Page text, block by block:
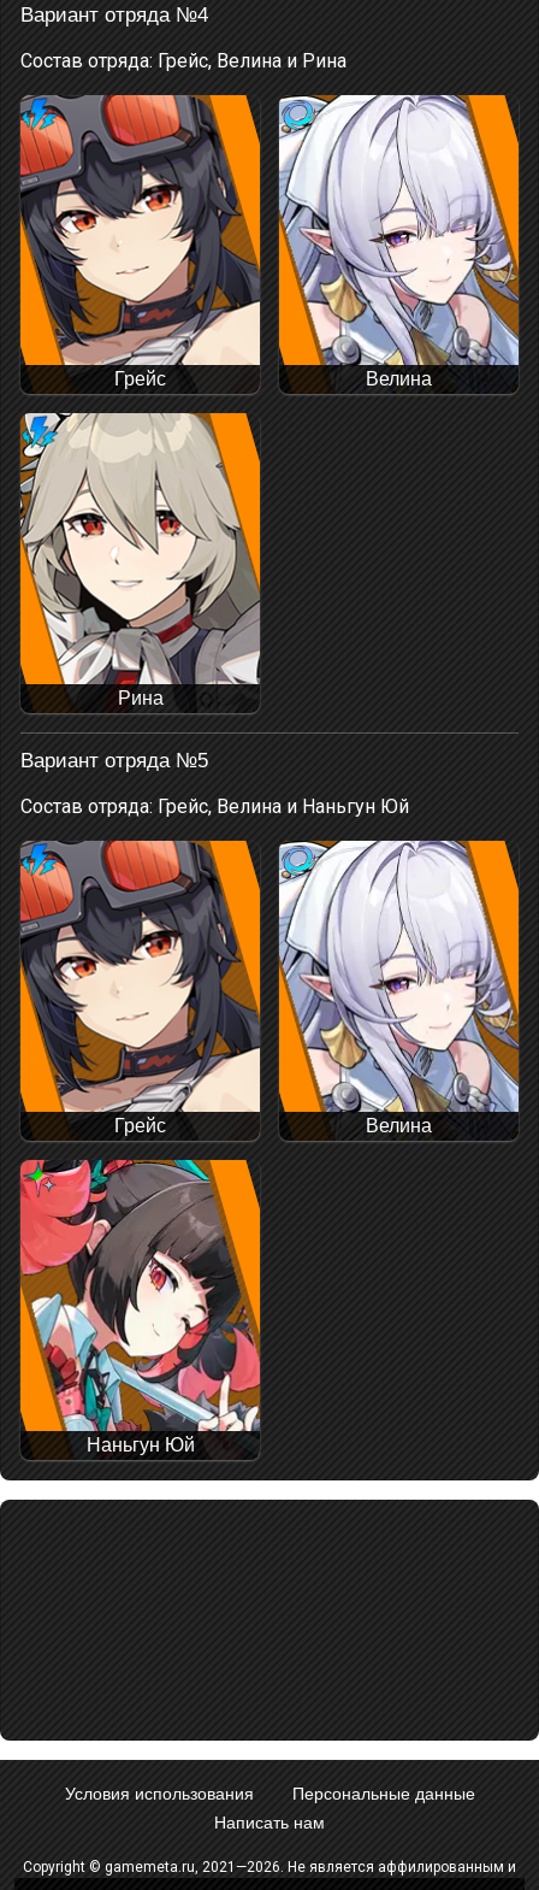
Вариант отряда №4
Состав отряда: Грейс, Велина и Рина
Грейс Велина
Рина
Вариант отряда №5
Состав отряда: Грейс, Велина и Наньгун Юй
Грейс Велина
Наньгун Юй
Условия использования
Персональные данные
Написать нам
Copyright © gamemeta.ru, 2021—2026. Не является аффилированным и